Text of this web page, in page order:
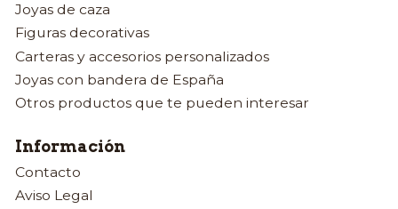
Joyas de caza
Figuras decorativas
Carteras y accesorios personalizados
Joyas con bandera de España
Otros productos que te pueden interesar
Información
Contacto
Aviso Legal